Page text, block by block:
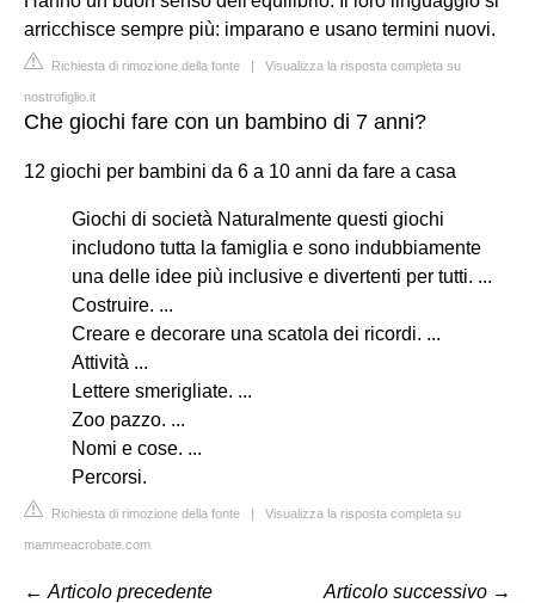
arricchisce sempre più: imparano e usano termini nuovi.
Richiesta di rimozione della fonte | Visualizza la risposta completa su
nostrofiglio.it
Che giochi fare con un bambino di 7 anni?
12 giochi per bambini da 6 a 10 anni da fare a casa
Giochi di società Naturalmente questi giochi
includono tutta la famiglia e sono indubbiamente
una delle idee più inclusive e divertenti per tutti. ...
Costruire. ...
Creare e decorare una scatola dei ricordi. ...
Attività ...
Lettere smerigliate. ...
Zoo pazzo. ...
Nomi e cose. ...
Percorsi.
Richiesta di rimozione della fonte | Visualizza la risposta completa su
mammeacrobate.com
← Articolo precedente
Articolo successivo →